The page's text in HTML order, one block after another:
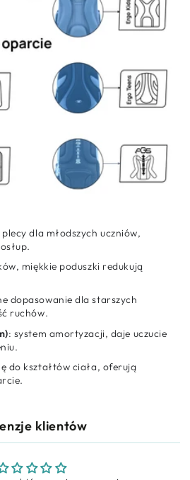
dla młodszych uczniów,
miękkie poduszki redukują
dopasowanie dla starszych
ruchów.
: system amortyzacji, daje uczucie
do kształtów ciała, oferują
klientów